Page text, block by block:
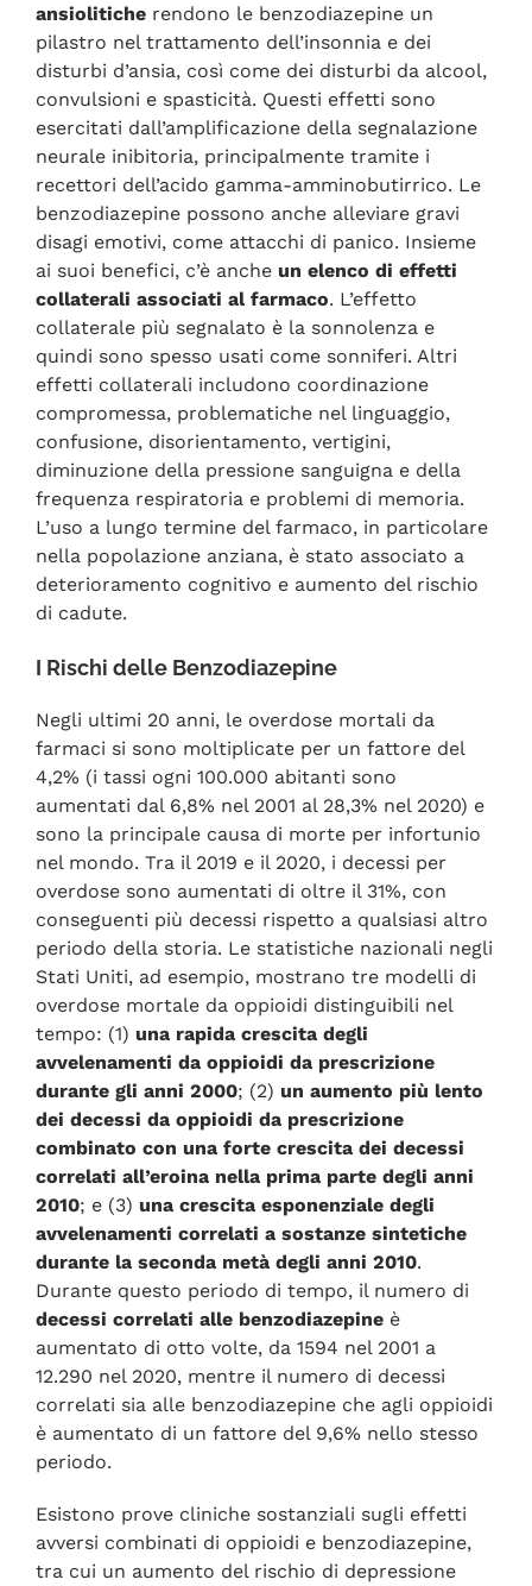
ansiolitiche rendono le benzodiazepine un
pilastro nel trattamento dell’insonnia e dei
disturbi d’ansia, così come dei disturbi da alcool,
convulsioni e spasticità. Questi effetti sono
esercitati dall’amplificazione della segnalazione
neurale inibitoria, principalmente tramite i
recettori dell’acido gamma-amminobutirrico. Le
benzodiazepine possono anche alleviare gravi
disagi emotivi, come attacchi di panico. Insieme
ai suoi benefici, c’è anche un elenco di effetti
collaterali associati al farmaco. L’effetto
collaterale più segnalato è la sonnolenza e
quindi sono spesso usati come sonniferi. Altri
effetti collaterali includono coordinazione
compromessa, problematiche nel linguaggio,
confusione, disorientamento, vertigini,
diminuzione della pressione sanguigna e della
frequenza respiratoria e problemi di memoria.
L’uso a lungo termine del farmaco, in particolare
nella popolazione anziana, è stato associato a
deterioramento cognitivo e aumento del rischio
di cadute.
I Rischi delle Benzodiazepine
Negli ultimi 20 anni, le overdose mortali da
farmaci si sono moltiplicate per un fattore del
4,2% (i tassi ogni 100.000 abitanti sono
aumentati dal 6,8% nel 2001 al 28,3% nel 2020) e
sono la principale causa di morte per infortunio
nel mondo. Tra il 2019 e il 2020, i decessi per
overdose sono aumentati di oltre il 31%, con
conseguenti più decessi rispetto a qualsiasi altro
periodo della storia. Le statistiche nazionali negli
Stati Uniti, ad esempio, mostrano tre modelli di
overdose mortale da oppioidi distinguibili nel
tempo: (1) una rapida crescita degli
avvelenamenti da oppioidi da prescrizione
durante gli anni 2000; (2) un aumento più lento
dei decessi da oppioidi da prescrizione
combinato con una forte crescita dei decessi
correlati all’eroina nella prima parte degli anni
2010; e (3) una crescita esponenziale degli
avvelenamenti correlati a sostanze sintetiche
durante la seconda metà degli anni 2010.
Durante questo periodo di tempo, il numero di
decessi correlati alle benzodiazepine è
aumentato di otto volte, da 1594 nel 2001 a
12.290 nel 2020, mentre il numero di decessi
correlati sia alle benzodiazepine che agli oppioidi
è aumentato di un fattore del 9,6% nello stesso
periodo.
Esistono prove cliniche sostanziali sugli effetti
avversi combinati di oppioidi e benzodiazepine,
tra cui un aumento del rischio di depressione